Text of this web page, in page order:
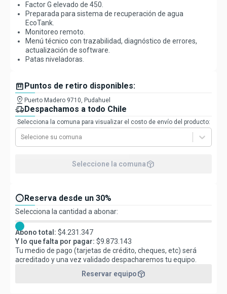
Factor G elevado de 450.
Preparada para sistema de recuperación de agua
EcoTank.
Monitoreo remoto.
Menú técnico con trazabilidad, diagnóstico de errores,
actualización de software.
Patas niveladoras.
boxPuntos de retiro disponibles:
pin_drop Puerto Madero 9710, Pudahuel
delivery_truck_speedDespachamos a todo Chile
Selecciona la comuna para visualizar el costo de envío del producto:
Selecione su comuna
Seleccione la comunapackage_2
paidReserva desde un 30%
Selecciona la cantidad a abonar:
Abono total: $4.231.347
Y lo que falta por pagar: $9.873.143
Tu medio de pago (tarjetas de crédito, cheques, etc) será
acreditado y una vez validado despacharemos tu equipo.
Reservar equipopackage_2